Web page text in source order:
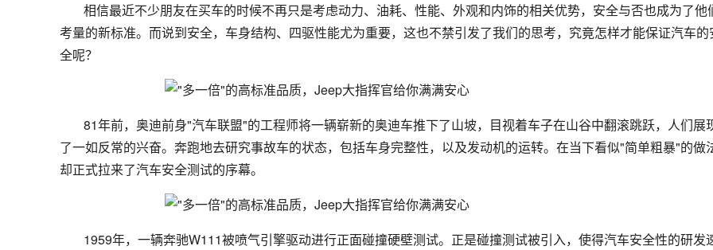
相信最近不少朋友在买车的时候不再只是考虑动力、油耗、性能、外观和内饰的相关优势，安全与否也成为了他
考量的新标准。而说到安全，车身结构、四驱性能尤为重要，这也不禁引发了我们的思考，究竟怎样才能保证汽车的
全呢？
81年前，奥迪前身"汽车联盟"的工程师将一辆崭新的奥迪车推下了山坡，目视着车子在山谷中翻滚跳跃，人们展
了一如反常的兴奋。奔跑地去研究事故车的状态，包括车身完整性，以及发动机的运转。在当下看似"简单粗暴"的做
却正式拉来了汽车安全测试的序幕。
1959年，一辆奔驰W111被喷气引擎驱动进行正面碰撞硬壁测试。正是碰撞测试被引入，使得汽车安全性的研发